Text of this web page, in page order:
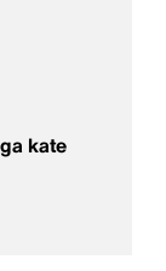
kate